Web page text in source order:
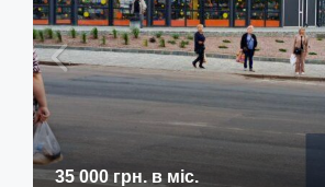
35 000 грн.в міс.